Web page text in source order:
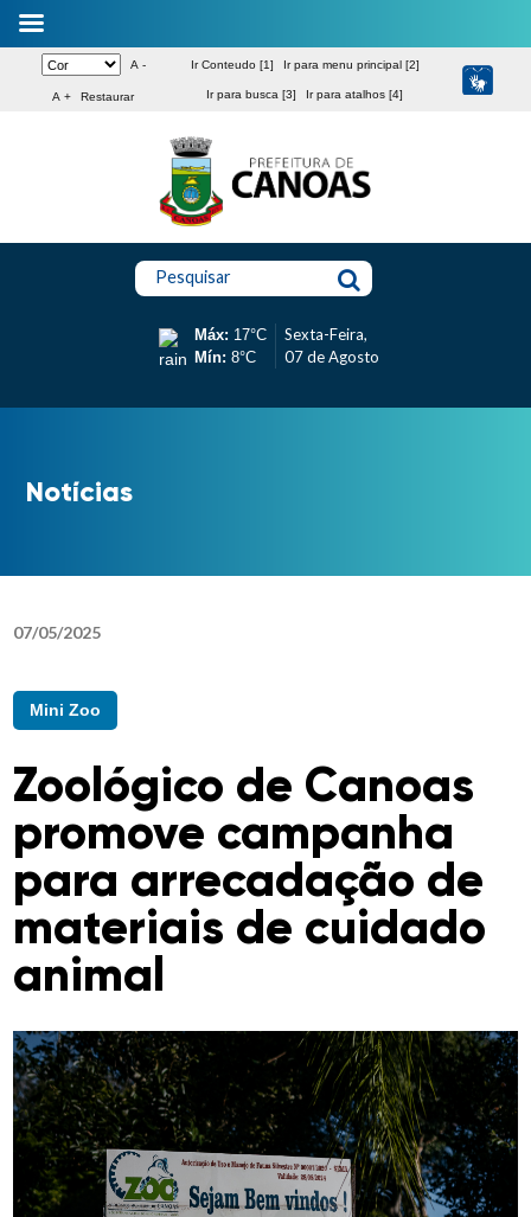
A -
A + Restaurar
Ir Conteudo [1] Ir para menu principal [2]
Ir para busca [3] Ir para atalhos [4]
Pesquisar
Máx: 17°C
Mín: 8°C
Sexta-Feira,
07 de Agosto
Notícias
07/05/2025
Mini Zoo
Zoológico de Canoas
promove campanha
para arrecadação de
materiais de cuidado
animal